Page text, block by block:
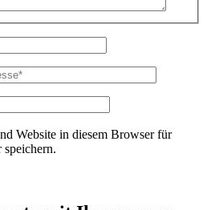
Website in diesem Browser für
speichern.